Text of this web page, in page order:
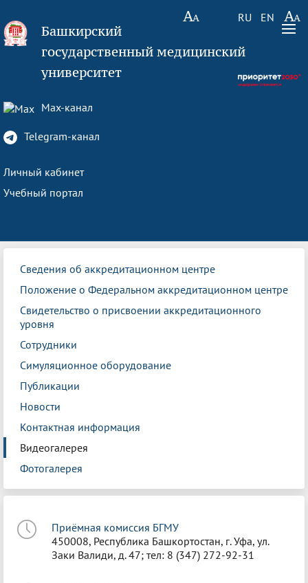
RU EN
Башкирский
государственный медицинский
университет
Max-канал
Telegram-канал
Личный кабинет
Учебный портал
Сведения об аккредитационном центре
Положение о Федеральном аккредитационном центре
Свидетельство о присвоении аккредитационного
уровня
Сотрудники
Симуляционное оборудование
Публикации
Новости
Контактная информация
Видеогалерея
Фотогалерея
Приёмная комиссия БГМУ
450008, Республика Башкортостан, г. Уфа, ул.
Заки Валиди, д. 47; тел: 8 (347) 272-92-31